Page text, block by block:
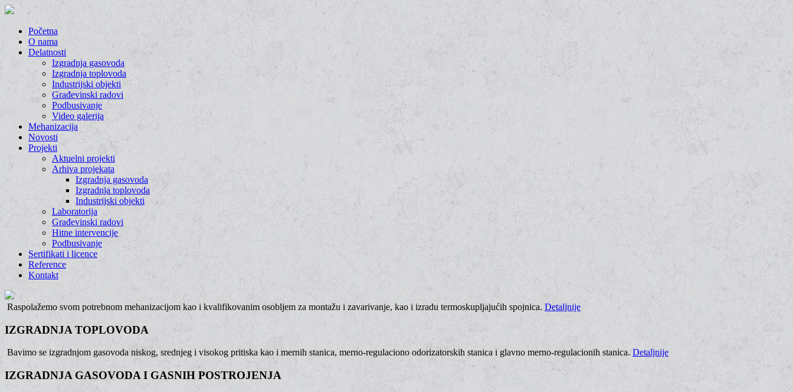
Početna
O nama
Delatnosti
Izgradnja gasovoda
Izgradnja toplovoda
Industrijski objekti
Građevinski radovi
Podbusivanje
Video galerija
Mehanizacija
Novosti
Projekti
Aktuelni projekti
Arhiva projekata
Izgradnja gasovoda
Izgradnja toplovoda
Industrijski objekti
Laboratorija
Građevinski radovi
Hitne intervencije
Podbusivanje
Sertifikati i licence
Reference
Kontakt
Raspolažemo svom potrebnom mehanizacijom kao i kvalifikovanim osobljem za montažu i zavarivanje, kao i izradu termoskupljajućih spojnica. Detaljnije
IZGRADNJA TOPLOVODA
Bavimo se izgradnjom gasovoda niskog, srednjeg i visokog pritiska kao i mernih stanica, merno-regulaciono odorizatorskih stanica i glavno merno-regulacionih stanica. Detaljnije
IZGRADNJA GASOVODA I GASNIH POSTROJENJA